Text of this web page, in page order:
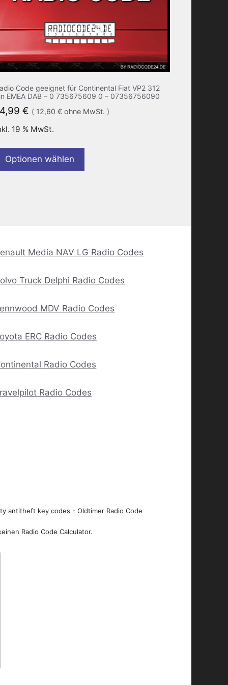
Code geeignet für Continental Fiat VP2 312
EMEA DAB – 0 735675609 0 – 07356756090
€ ( 12,60 €ohne MwSt. )
19 % MwSt.
Optionen wählen
Media NAV LG Radio Codes
Truck Delphi Radio Codes
MDV Radio Codes
ERC Radio Codes
Radio Codes
Radio Codes
antitheft key codes - Oldtimer Radio Code
Radio Code Calculator.